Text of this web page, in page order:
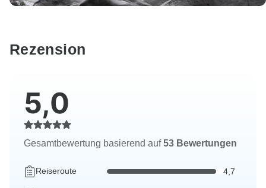
Rezension
5,0
Gesamtbewertung basierend auf53 Bewertungen
Reiseroute 4,7